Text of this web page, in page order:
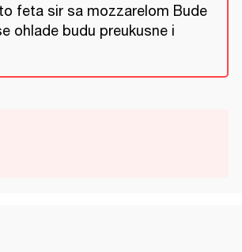
feta sir sa mozzarelom Bude
ohlade budu preukusne i